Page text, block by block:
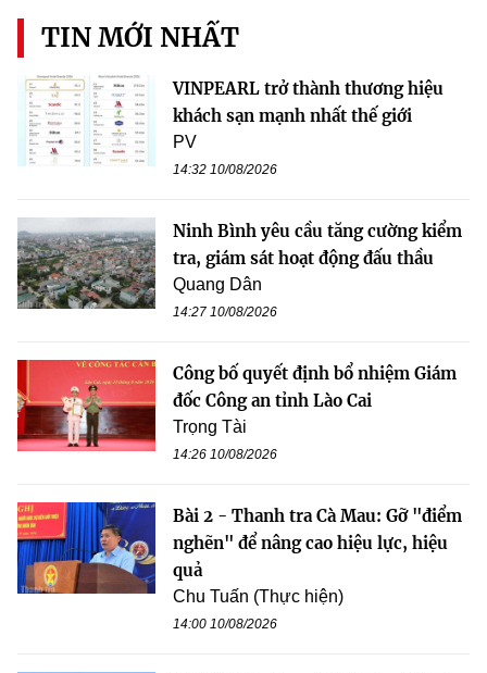
TIN MỚI NHẤT
VINPEARL trở thành thương hiệu
khách sạn mạnh nhất thế giới
PV
14:32 10/08/2026
Ninh Bình yêu cầu tăng cường kiểm
tra, giám sát hoạt động đấu thầu
Quang Dân
14:27 10/08/2026
Công bố quyết định bổ nhiệm Giám
đốc Công an tỉnh Lào Cai
Trọng Tài
14:26 10/08/2026
Bài 2 - Thanh tra Cà Mau: Gỡ "điểm
nghẽn" để nâng cao hiệu lực, hiệu
quả
Chu Tuấn (Thực hiện)
14:00 10/08/2026